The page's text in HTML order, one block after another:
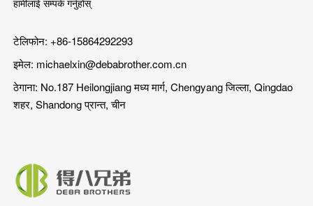
हामीलाई सम्पर्क गर्नुहोस्
टेलिफोन: +86-15864292293
इमेल: michaelxin@debabrother.com.cn
ठेगाना: No.187 Heilongjiang मध्य मार्ग, Chengyang जिल्ला, Qingdao
शहर, Shandong प्रान्त, चीन